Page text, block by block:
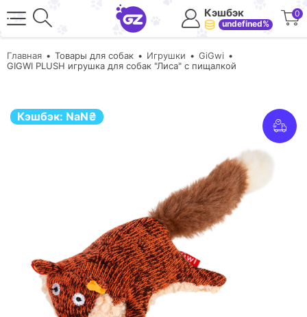
Кэшбэк
undefined%
0
Главная Товары для собак Игрушки
GiGwi
GIGWI PLUSH игрушка для собак "Лиса" с пищалкой
Кэшбэк: NaN₴